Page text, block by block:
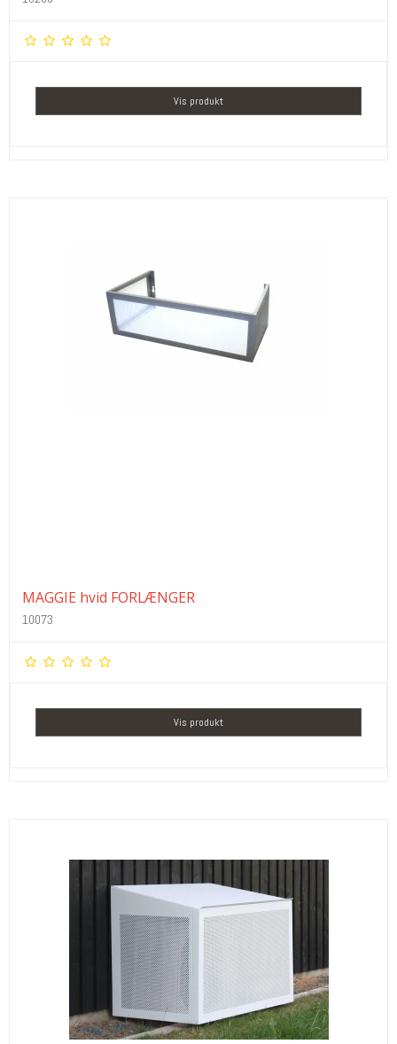
Vis produkt
MAGGIE hvid FORLÆNGER
10073
Vis produkt